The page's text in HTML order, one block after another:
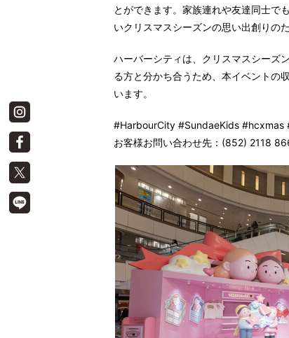
とができます。家族連れや友達同士で
いクリスマスシーズンの思い出創りの
ハーバーシティは、クリスマスシーズ
る方と分かち合うため、本イベントの
います。
#HarbourCity #SundaeKids #hcxmas
お客様お問い合わせ先：(852) 2118